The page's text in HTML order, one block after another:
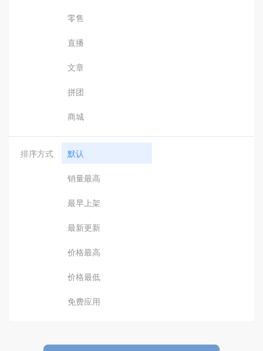
零售
直播
文章
拼团
商城
排序方式 默认
销量最高
最早上架
最新更新
价格最高
价格最低
免费应用